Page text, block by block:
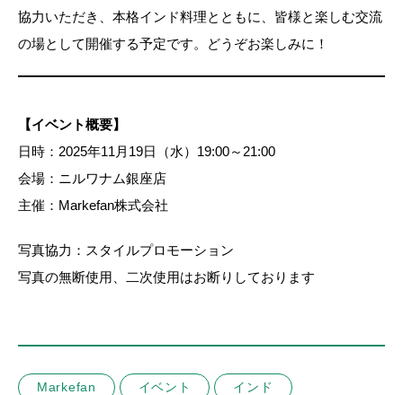
協力いただき、本格インド料理とともに、皆様と楽しむ交流
の場として開催する予定です。どうぞお楽しみに！
【イベント概要】
日時：2025年11月19日（水）19:00～21:00
会場：ニルワナム銀座店
主催：Markefan株式会社
写真協力：スタイルプロモーション
写真の無断使用、二次使用はお断りしております
Markefan イベント インド